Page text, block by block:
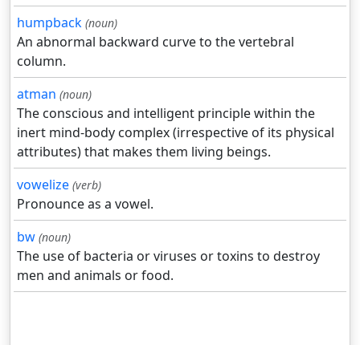
humpback (noun)
An abnormal backward curve to the vertebral
column.
atman (noun)
The conscious and intelligent principle within the
inert mind-body complex (irrespective of its physical
attributes) that makes them living beings.
vowelize (verb)
Pronounce as a vowel.
bw (noun)
The use of bacteria or viruses or toxins to destroy
men and animals or food.